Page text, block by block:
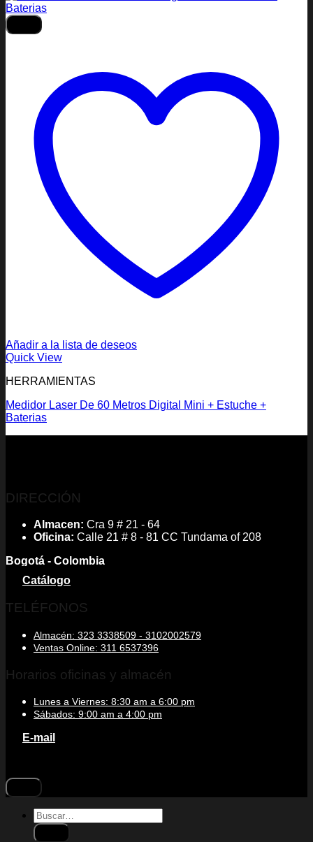
Añadir a la lista de deseos
Quick View
HERRAMIENTAS
Medidor Laser De 60 Metros Digital Mini + Estuche +
Baterias
DIRECCIÓN
Almacen: Cra 9 # 21 - 64
Oficina: Calle 21 # 8 - 81 CC Tundama of 208
Bogotá - Colombia
Catálogo
TELÉFONOS
Almacén: 323 3338509 - 3102002579
Ventas Online: 311 6537396
Horarios oficinas y almacén
Lunes a Viernes: 8:30 am a 6:00 pm
Sábados: 9:00 am a 4:00 pm
E-mail
Buscar
por: